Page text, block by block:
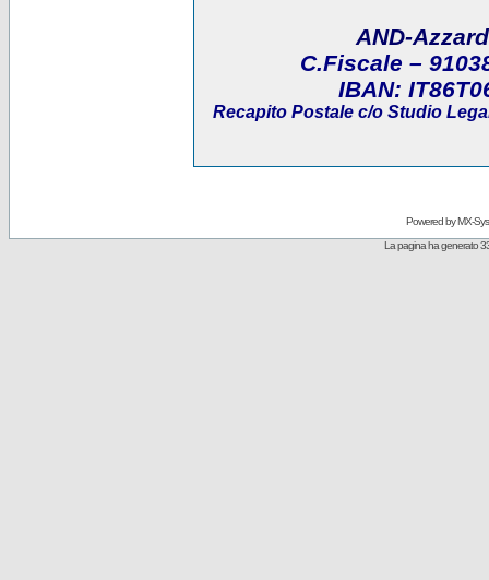
AND-
C.Fiscale –
IBAN:
Recapito Postale c/o Studio
Powered byMX-
La pagina ha generato